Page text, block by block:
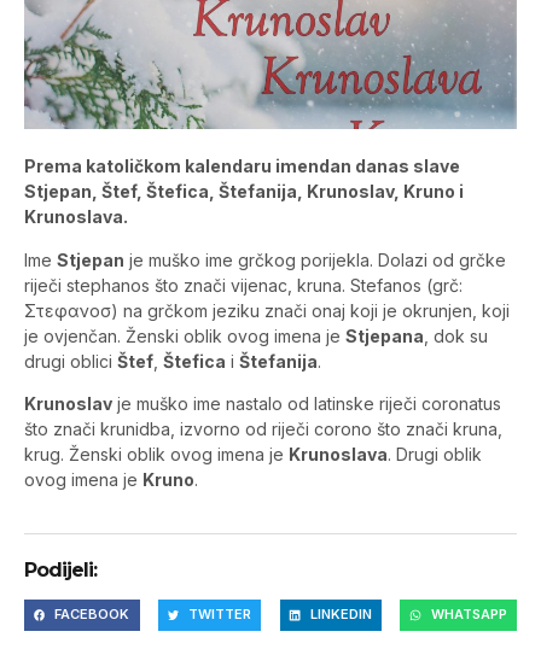
Prema katoličkom kalendaru imendan danas slave
Stjepan, Štef, Štefica, Štefanija, Krunoslav, Kruno i
Krunoslava.
Ime Stjepan je muško ime grčkog porijekla. Dolazi od grčke
riječi stephanos što znači vijenac, kruna. Stefanos (grč:
Στεφανοσ) na grčkom jeziku znači onaj koji je okrunjen, koji
je ovjenčan. Ženski oblik ovog imena je Stjepana , dok su
drugi oblici Štef Štefica i Štefanija.
Krunoslav je muško ime nastalo od latinske riječi coronatus
što znači krunidba, izvorno od riječi corono što znači kruna,
krug. Ženski oblik ovog imena je Krunoslava. Drugi oblik
ovog imena je Kruno.
Podijeli:
FACEBOOK TWITTER LINKEDIN WHATSAPP